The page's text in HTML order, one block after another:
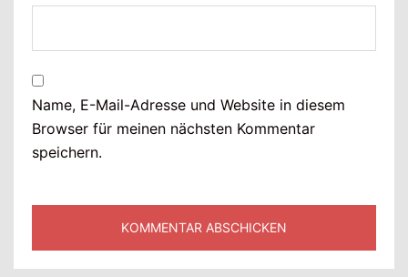
Name, E-Mail-Adresse und Website in diesem
Browser für meinen nächsten Kommentar
speichern.